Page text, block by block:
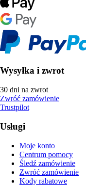
Wysyłka i zwrot
30 dni na zwrot
Zwróć zamówienie
Trustpilot
Usługi
Moje konto
Centrum pomocy
Śledź zamówienie
Zwróć zamówienie
Kody rabatowe